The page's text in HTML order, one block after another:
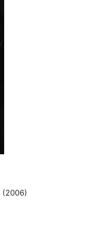
(2006)